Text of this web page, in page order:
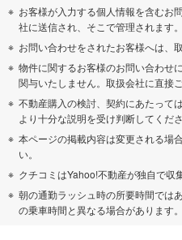
お客様が入力する個人情報を含むお
社に送信され、そこで管理されます。
お問い合わせをされたお客様へは、
物件に関するお客様のお問い合わせ
関与いたしません。取扱会社に直接
不動産購入の検討、契約にあたって
より十分な説明を受け判断してくださ
本ページの掲載内容は変更される場
い。
クチコミはYahoo!不動産が独自で収
朝の通勤ラッシュ時の所要時間では
の乗車時間と異なる場合があります。